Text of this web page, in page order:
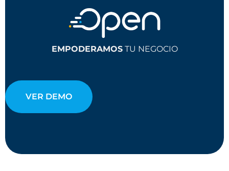
EMPODERAMOSTU NEGOCIO
VER DEMO